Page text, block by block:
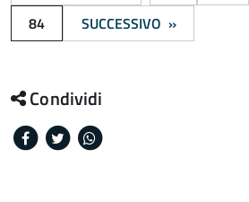
84
SUCCESSIVO »
Condividi
Facebook
Twitter